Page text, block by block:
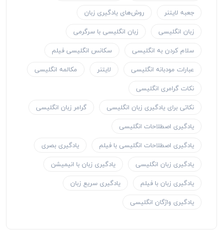
جعبه لایتنر
روش‌های یادگیری زبان
زبان انگلیسی
زبان انگلیسی با سرگرمی
سلام کردن به انگلیسی
سکانس انگلیسی فیلم
عبارات مودبانه انگلیسی
مکالمه انگلیسی
نکات گرامری انگلیسی
نکاتی برای یادگیری زبان انگلیسی
گرامر زبان انگلیسی
یادگیری اصطلاحات انگلیسی
یادگیری اصطلاحات انگلیسی با فیلم
یادگیری بصری
یادگیری زبان انگلیسی
یادگیری زبان با انیمیشن
یادگیری زبان با فیلم
یادگیری سریع زبان
یادگیری واژگان انگلیسی